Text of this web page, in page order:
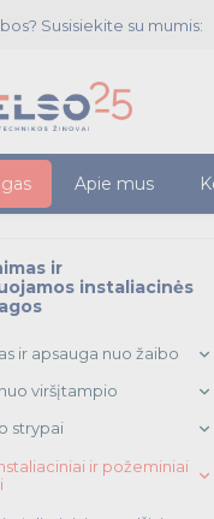
Susisiekite su mumis:
Apie mus
ir
instaliacinės
ir apsauga nuo žaibo
viršįtampio
strypai
ir požeminiai